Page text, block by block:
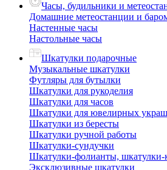
Часы, будильники и
Домашние метеостанции и
Настенные часы
Настольные часы
Шкатулки подарочные
Музыкальные шкатулки
Футляры для бутылки
Шкатулки для рукоделия
Шкатулки для часов
Шкатулки для ювелирных
Шкатулки из бересты
Шкатулки ручной работы
Шкатулки-сундучки
Шкатулки-фолианты, шкатулки-
Эксклюзивные шкатулки